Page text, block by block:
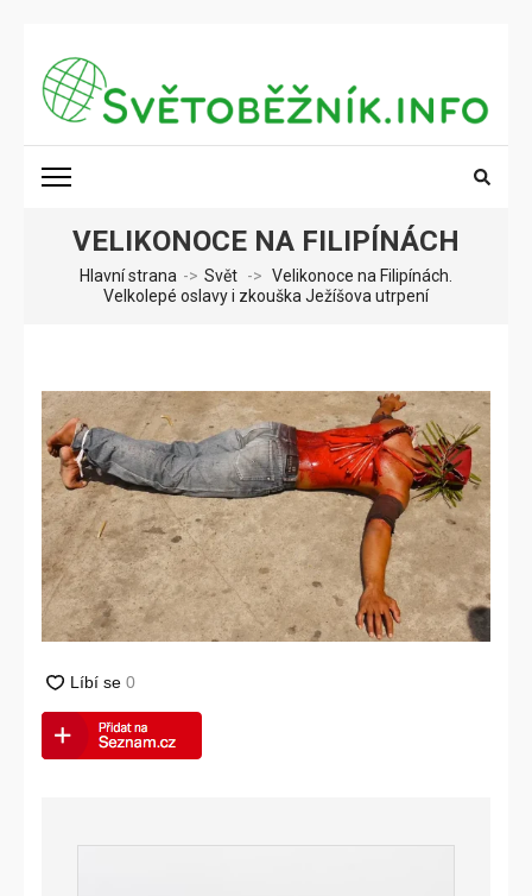
obsah
(stiskněte
Enter)
SVĚTOBĚŽNÍK.INFO
VELIKONOCE NA FILIPÍNÁCH
Hlavní strana -> Svět -> Velikonoce na Filipínách.
Velkolepé oslavy i zkouška Ježíšova utrpení